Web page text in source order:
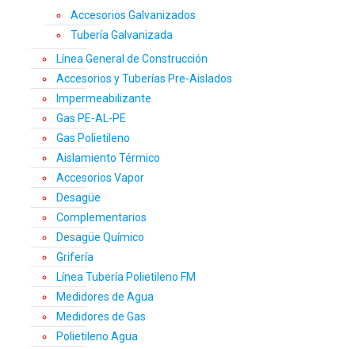
Accesorios Galvanizados
Tubería Galvanizada
Línea General de Construcción
Accesorios y Tuberías Pre-Aislados
Impermeabilizante
Gas PE-AL-PE
Gas Polietileno
Aislamiento Térmico
Accesorios Vapor
Desagüe
Complementarios
Desagüe Químico
Grifería
Línea Tubería Polietileno FM
Medidores de Agua
Medidores de Gas
Polietileno Agua